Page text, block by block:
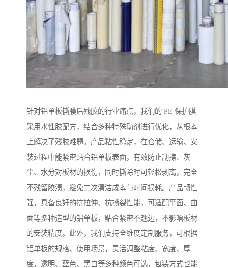
针对铝单板撕膜后残胶的行业痛点，我们的 PE 保护膜
采用水性胶配方，结合多种特殊助剂进行优化，从根本
上解决了残胶难题。产品粘性稳定，在仓储、运输、安
装过程中能紧密贴合铝单板表面，有效防止刮擦、灰
尘、水分对板材的损伤，同时撕除时可轻松剥离，完全
不残留胶渍，避免二次清洁成本与时间损耗。产品韧性
强，具备良好的抗拉伸、抗撕裂性能，可适配平面、曲
面等多种造型的铝单板，贴合紧密不翘边，不影响板材
的安装精度。此外，我们支持全维度定制服务，可根据
铝单板的规格、使用场景，灵活调整粘度、宽度、厚
度，透明、蓝色、黑白等多种颜色可选，包装方式也能